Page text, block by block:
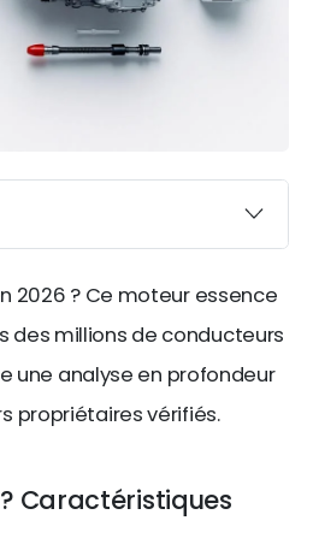
2026 ? Ce moteur essence
des millions de conducteurs
une analyse en profondeur
propriétaires vérifiés.
Caractéristiques